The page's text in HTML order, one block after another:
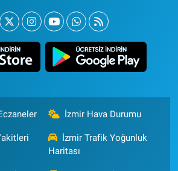
İzmir Hava Durumu
İzmir Trafik Yoğunluk
Haritası